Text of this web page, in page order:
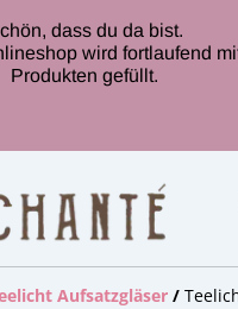
dass du da bist.
wird fortlaufend
Produkten gefüllt.
Aufsatzgläser /